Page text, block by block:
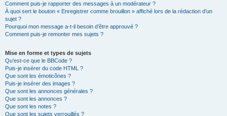
Comment puis-je rapporter des messages à un modérateur ?
À quoi sert le bouton « Enregistrer comme brouillon » affiché lors de la rédaction d’un
sujet ?
Pourquoi mon message a-t-il besoin d’être approuvé ?
Comment puis-je remonter mes sujets ?
Mise en forme et types de sujets
Qu’est-ce que le BBCode ?
Puis-je insérer du code HTML ?
Que sont les émoticônes ?
Puis-je insérer des images ?
Que sont les annonces générales ?
Que sont les annonces ?
Que sont les notes ?
Que sont les sujets verrouillés ?